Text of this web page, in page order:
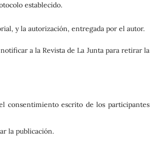
establecido.
y la autorización, entregada por el autor.
a la Revista de La Junta para retirar la
consentimiento escrito de los participantes
la publicación.